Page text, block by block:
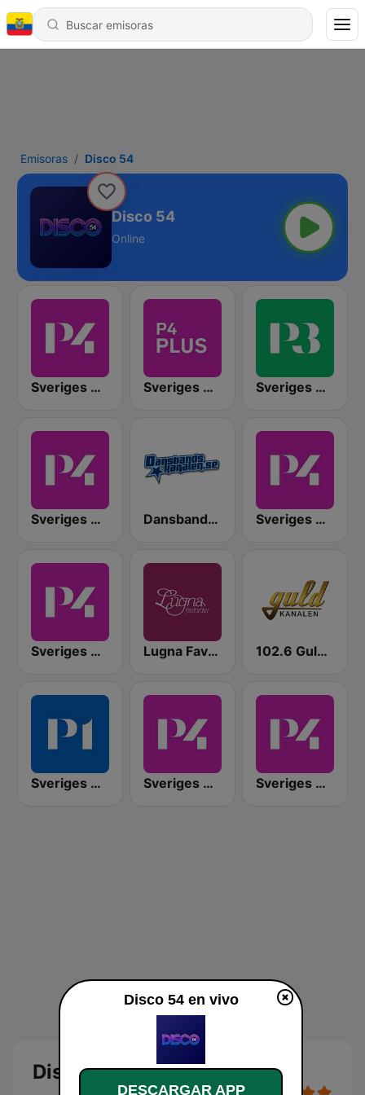
Emisoras Disco 54
Disco 54
Online
Sveriges Radio P4 Stockholm Sveriges Radio P4 Plus Sveriges Radio P3
Sveriges Radio P4 Malmöhus Dansbandskanalen Sveriges Radio P4 Kristianstad
Sveriges Radio P4 Göteborg Lugna Favoriter 102.6 Guldkanalen
Sveriges Radio P1 Sveriges Radio P4 Östergötland Sveriges Radio P4 Väst
Disco 54
Disco 54 en vivo
DESCARGAR APP